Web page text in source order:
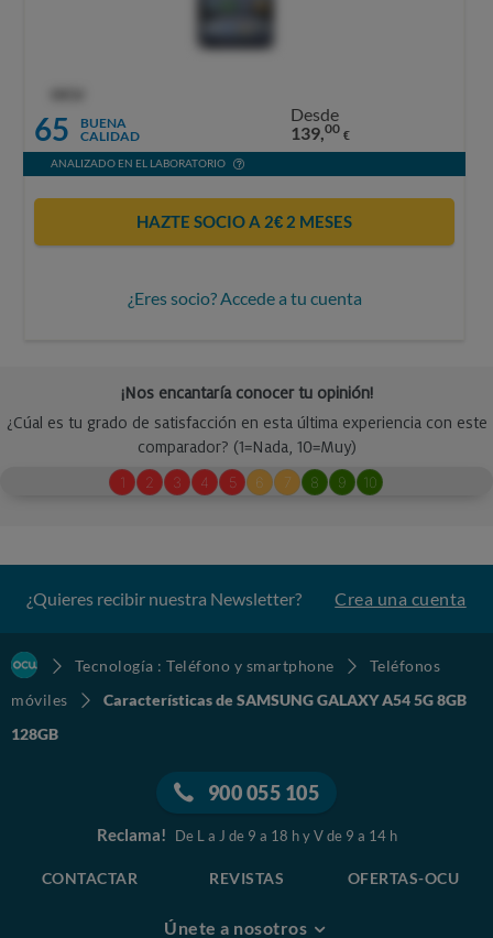
65
BUENA
CALIDAD
Desde
139,00 €
ANALIZADO EN EL LABORATORIO
HAZTE SOCIO A 2€ 2 MESES
¿Eres socio? Accede a tu cuenta
¿Quieres recibir nuestra Newsletter? Crea una cuenta
Tecnología : Teléfono y smartphone
Teléfonos
móviles
Características de SAMSUNG GALAXY A54 5G 8GB
128GB
900 055 105
Reclama! De L a J de 9 a 18 h y V de 9 a 14 h
CONTACTAR REVISTAS OFERTAS-OCU
Únete a nosotros